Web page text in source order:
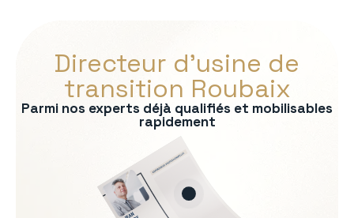
Directeur d’usine de
transition Roubaix
Parmi nos experts déjà qualifiés et mobilisables
rapidement